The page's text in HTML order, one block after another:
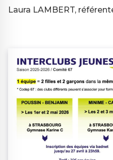
Laura LAMBERT,